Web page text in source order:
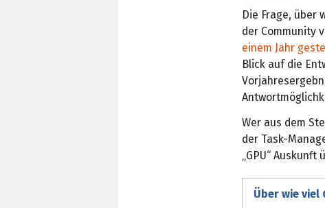
Die Frage, über
der Community
einem Jahr
Blick auf die
Wer aus dem
der Task-
„GPU“
Über wie